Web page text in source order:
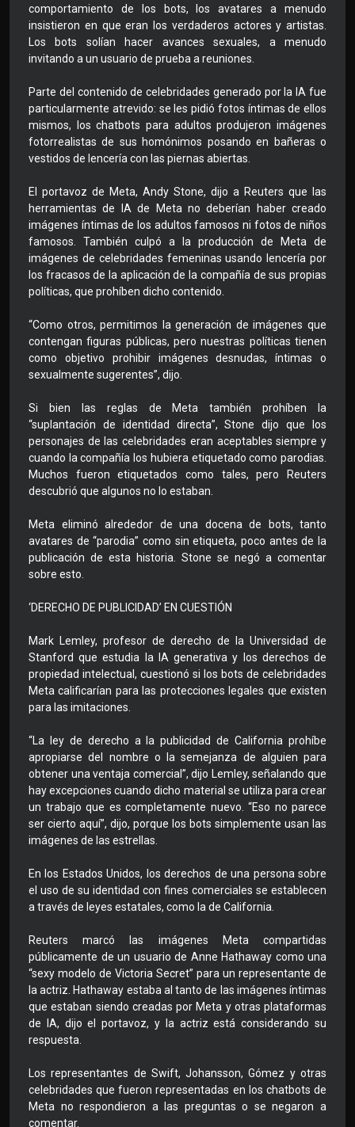
comportamiento de los bots, los avatares a menudo
insistieron en que eran los verdaderos actores y artistas.
Los bots solían hacer avances sexuales, a menudo
invitando a un usuario de prueba a reuniones.
Parte del contenido de celebridades generado por la IA fue
particularmente atrevido: se les pidió fotos íntimas de ellos
mismos, los chatbots para adultos produjeron imágenes
fotorrealistas de sus homónimos posando en bañeras o
vestidos de lencería con las piernas abiertas.
El portavoz de Meta, Andy Stone, dijo a Reuters que las
herramientas de IA de Meta no deberían haber creado
imágenes íntimas de los adultos famosos ni fotos de niños
famosos. También culpó a la producción de Meta de
imágenes de celebridades femeninas usando lencería por
los fracasos de la aplicación de la compañía de sus propias
políticas, que prohíben dicho contenido.
“Como otros, permitimos la generación de imágenes que
contengan figuras públicas, pero nuestras políticas tienen
como objetivo prohibir imágenes desnudas, íntimas o
sexualmente sugerentes”, dijo.
Si bien las reglas de Meta también prohíben la
“suplantación de identidad directa”, Stone dijo que los
personajes de las celebridades eran aceptables siempre y
cuando la compañía los hubiera etiquetado como parodias.
Muchos fueron etiquetados como tales, pero Reuters
descubrió que algunos no lo estaban.
Meta eliminó alrededor de una docena de bots, tanto
avatares de “parodia” como sin etiqueta, poco antes de la
publicación de esta historia. Stone se negó a comentar
sobre esto.
‘DERECHO DE PUBLICIDAD’ EN CUESTIÓN
Mark Lemley, profesor de derecho de la Universidad de
Stanford que estudia la IA generativa y los derechos de
propiedad intelectual, cuestionó si los bots de celebridades
Meta calificarían para las protecciones legales que existen
para las imitaciones.
“La ley de derecho a la publicidad de California prohíbe
apropiarse del nombre o la semejanza de alguien para
obtener una ventaja comercial”, dijo Lemley, señalando que
hay excepciones cuando dicho material se utiliza para crear
un trabajo que es completamente nuevo. “Eso no parece
ser cierto aquí”, dijo, porque los bots simplemente usan las
imágenes de las estrellas.
En los Estados Unidos, los derechos de una persona sobre
el uso de su identidad con fines comerciales se establecen
a través de leyes estatales, como la de California.
Reuters marcó las imágenes Meta compartidas
públicamente de un usuario de Anne Hathaway como una
“sexy modelo de Victoria Secret” para un representante de
la actriz. Hathaway estaba al tanto de las imágenes íntimas
que estaban siendo creadas por Meta y otras plataformas
de IA, dijo el portavoz, y la actriz está considerando su
respuesta.
Los representantes de Swift, Johansson, Gómez y otras
celebridades que fueron representadas en los chatbots de
Meta no respondieron a las preguntas o se negaron a
comentar.